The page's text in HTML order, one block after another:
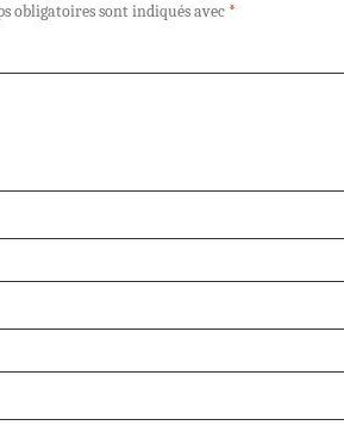
obligatoires sont indiqués avec *